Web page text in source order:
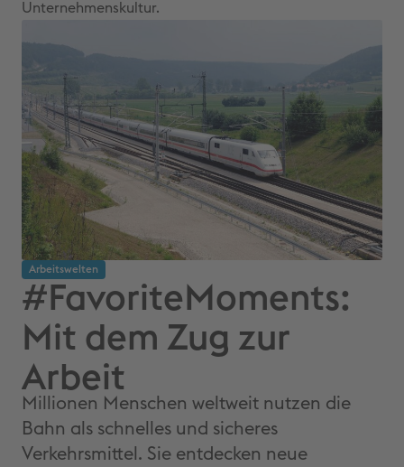
Unternehmenskultur.
Arbeitswelten
#FavoriteMoments:
Mit dem Zug zur
Arbeit
Millionen Menschen weltweit nutzen die
Bahn als schnelles und sicheres
Verkehrsmittel. Sie entdecken neue